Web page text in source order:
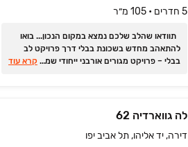
5 חדרים • 105 מ״ר
תוודאו שהלב שלכם נמצא במקום הנכון... בואו
להתאהב מחדש בשכונת בבלי דרך פרויקט לב
בבלי ‏– פרויקט מגורים אורבני ייחודי שמביא את
... קרא עוד
לה גווארדיה 62
דירה, יד אליהו, תל אביב יפו